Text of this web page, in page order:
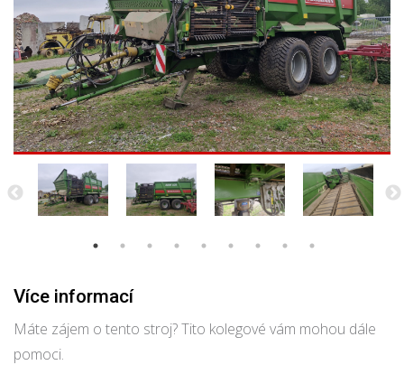
Více informací
Máte zájem o tento stroj? Tito kolegové vám mohou dále
pomoci.